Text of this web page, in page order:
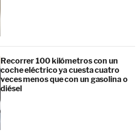
Recorrer 100 kilómetros con un
coche eléctrico ya cuesta cuatro
veces menos que con un gasolina o
diésel